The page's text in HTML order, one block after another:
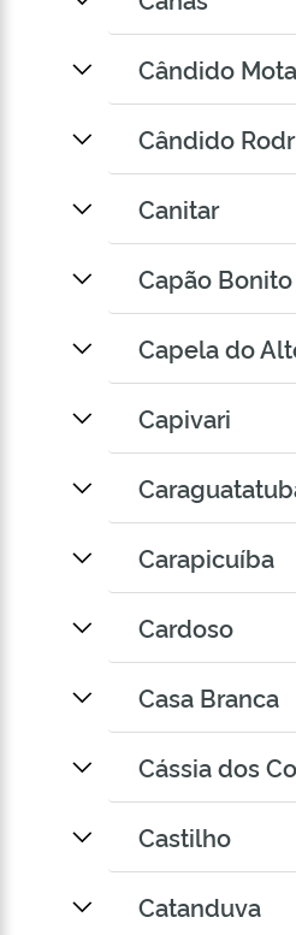
Cândido Mota
Cândido
Canitar
Capão Bonito
Capela do
Capivari
Carapicuíba
Cardoso
Casa Branca
Cássia dos
Castilho
Catanduva